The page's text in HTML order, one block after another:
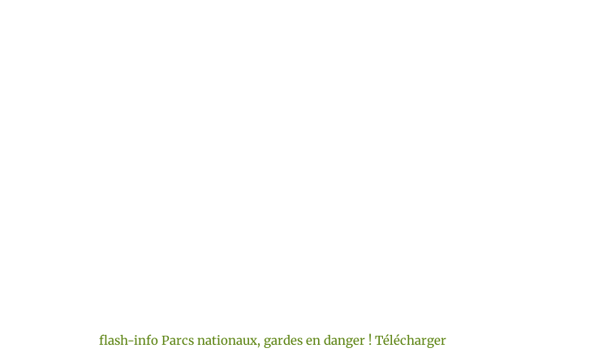
flash-info Parcs nationaux, gardes en danger ! Télécharger